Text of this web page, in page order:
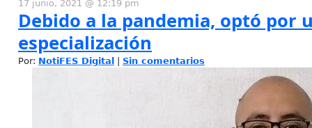
17 junio, 2021 @ 12:19 pm
Debido a la pandemia, optó por
especialización
Por: NotiFES Digital Sin comentarios